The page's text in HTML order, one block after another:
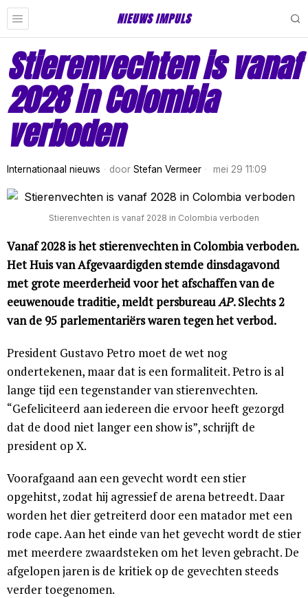
NIEUWS IMPULS
Stierenvechten is vanaf
2028 in Colombia
verboden
Internationaal nieuws door Stefan Vermeer mei 29 11:09
Stierenvechten is vanaf 2028 in Colombia verboden
Vanaf 2028 is het stierenvechten in Colombia verboden.
Het Huis van Afgevaardigden stemde dinsdagavond
met grote meerderheid voor het afschaffen van de
eeuwenoude traditie, meldt persbureauAP. Slechts 2
van de 95 parlementariërs waren tegen het verbod.
President Gustavo Petro moet de wet nog
ondertekenen, maar dat is een formaliteit. Petro is al
lange tijd een tegenstander van stierenvechten.
“Gefeliciteerd aan iedereen die ervoor heeft gezorgd
dat de dood niet langer een show is”, schrijft de
president op X.
Voorafgaand aan een gevecht wordt een stier
opgehitst, zodat hij agressief de arena betreedt. Daar
worden het dier getreiterd door een matador met een
rode cape. Aan het einde van het gevecht wordt de stier
met meerdere zwaardsteken om het leven gebracht. De
afgelopen jaren is de kritiek op de gevechten steeds
verder toegenomen.